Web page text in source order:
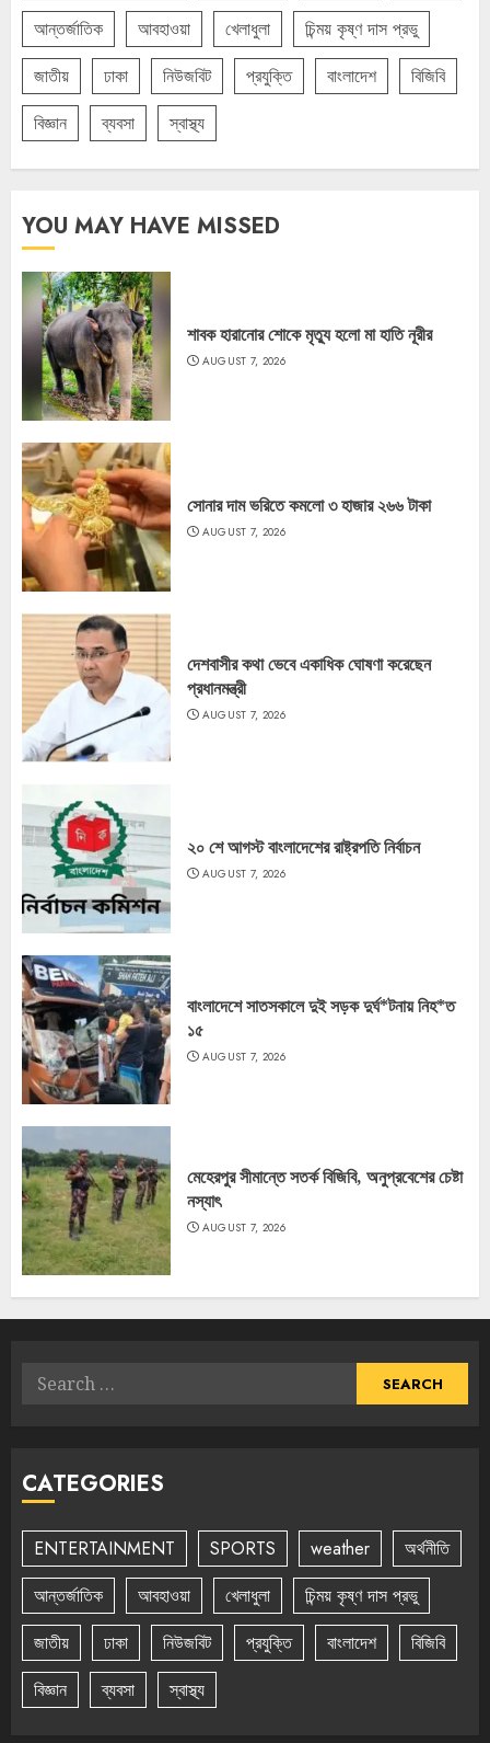
আন্তর্জাতিক
আবহাওয়া খেলাধুলা
চিন্ময় কৃষ্ণ দাস প্রভু
জাতীয়
ঢাকা নিউজবিট প্রযুক্তি বাংলাদেশ
বিজিবি
বিজ্ঞান
ব্যবসা স্বাস্থ্য
YOU MAY HAVE MISSED
শাবক হারানোর শোকে মৃত্যু হলো মা হাতি নূরীর
AUGUST 7, 2026
সোনার দাম ভরিতে কমলো ৩ হাজার ২৬৬ টাকা
AUGUST 7, 2026
দেশবাসীর কথা ভেবে একাধিক ঘোষণা করেছেন
প্রধানমন্ত্রী
AUGUST 7, 2026
২০ শে আগস্ট বাংলাদেশের রাষ্ট্রপতি নির্বাচন
AUGUST 7, 2026
বাংলাদেশে সাতসকালে দুই সড়ক দুর্ঘ*টনায় নিহ*ত
১৫
AUGUST 7, 2026
মেহেরপুর সীমান্তে সতর্ক বিজিবি, অনুপ্রবেশের চেষ্টা
নস্যাৎ
AUGUST 7, 2026
Search
CATEGORIES
ENTERTAINMENT SPORTS weather
অর্থনীতি
আন্তর্জাতিক
আবহাওয়া খেলাধুলা
চিন্ময় কৃষ্ণ দাস প্রভু
জাতীয়
ঢাকা নিউজবিট প্রযুক্তি বাংলাদেশ
বিজিবি
বিজ্ঞান
ব্যবসা স্বাস্থ্য